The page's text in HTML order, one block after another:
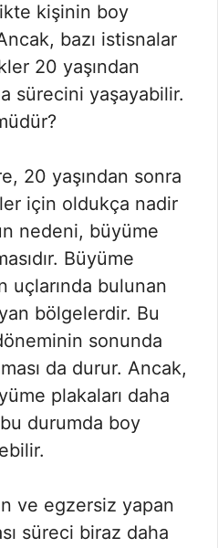
kişinin boy
bazı istisnalar
20 yaşından
sürecini yaşayabilir.
20 yaşından sonra
için oldukça nadir
nedeni, büyüme
Büyüme
uçlarında bulunan
bölgelerdir. Bu
sonunda
da durur. Ancak,
plakaları daha
durumda boy
ve egzersiz yapan
süreci biraz daha